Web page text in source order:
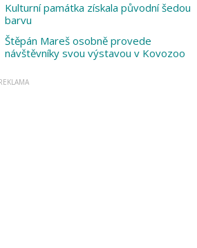
Kulturní památka získala původní šedou
barvu
Štěpán Mareš osobně provede
návštěvníky svou výstavou v Kovozoo